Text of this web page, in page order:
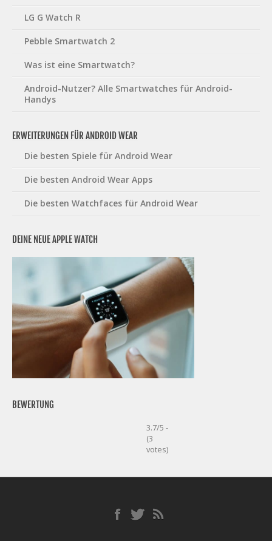
LG G Watch R
Pebble Smartwatch 2
Was ist eine Smartwatch?
Android-Nutzer? Alle Smartwatches für Android-
Handys
ERWEITERUNGEN FÜR ANDROID WEAR
Die besten Spiele für Android Wear
Die besten Android Wear Apps
Die besten Watchfaces für Android Wear
DEINE NEUE APPLE WATCH
BEWERTUNG
3.7/5 -
(3
votes)